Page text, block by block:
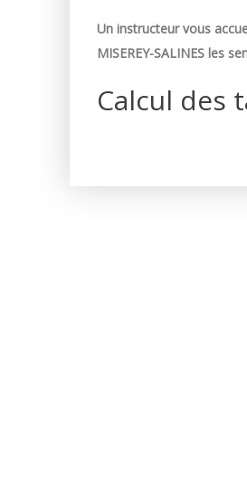
Un instructeur vous
MISEREY-SALINES les
Calcul des